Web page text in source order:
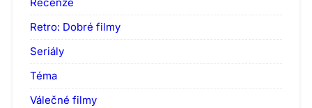
Retro: Dobré filmy
Seriály
Téma
Válečné filmy